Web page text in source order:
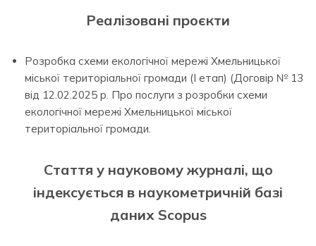
Реалізовані проєкти
Розробка схеми екологічної мережі Хмельницької
міської територіальної громади (І етап) (Договір № 13
від 12.02.2025 р. Про послуги з розробки схеми
екологічної мережі Хмельницької міської
територіальної громади.
Стаття у науковому журналі, що
індексується в наукометричній базі
даних Scopus